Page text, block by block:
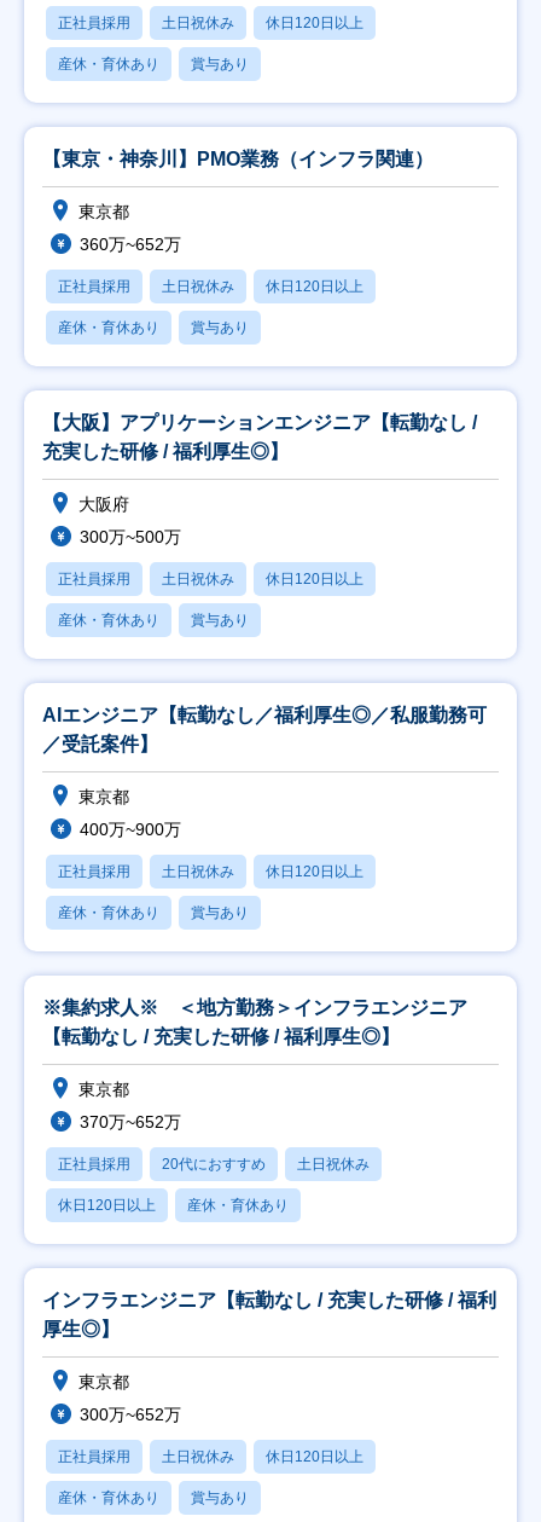
正社員採用 土日祝休み 休日120日以上
産休・育休あり 賞与あり
【東京・神奈川】PMO業務（インフラ関連）
東京都
360万~652万
正社員採用 土日祝休み 休日120日以上
産休・育休あり 賞与あり
【大阪】アプリケーションエンジニア【転勤なし /
充実した研修 / 福利厚生◎】
大阪府
300万~500万
正社員採用 土日祝休み 休日120日以上
産休・育休あり 賞与あり
AIエンジニア【転勤なし／福利厚生◎／私服勤務可
／受託案件】
東京都
400万~900万
正社員採用 土日祝休み 休日120日以上
産休・育休あり 賞与あり
※集約求人※ ＜地方勤務＞インフラエンジニア
【転勤なし / 充実した研修 / 福利厚生◎】
東京都
370万~652万
正社員採用 20代におすすめ 土日祝休み
休日120日以上 産休・育休あり
インフラエンジニア【転勤なし / 充実した研修 / 福利
厚生◎】
東京都
300万~652万
正社員採用 土日祝休み 休日120日以上
産休・育休あり 賞与あり